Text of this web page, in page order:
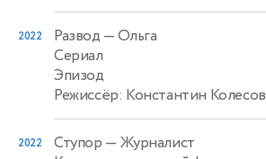
2022 Развод — Ольга
Сериал
Эпизод
Режиссёр: Константин Колесов
2022 Ступор — Журналист